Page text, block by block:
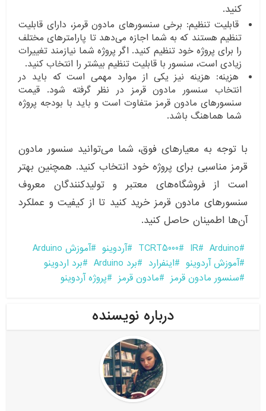
کنید.
قابلیت تنظیم: برخی سنسورهای مادون قرمز، دارای قابلیت
تنظیم هستند که به شما اجازه می‌دهد تا پارامترهای مختلف
را برای پروژه خود تنظیم کنید. اگر پروژه شما نیازمند تغییرات
زیادی است، سنسور با قابلیت تنظیم بیشتر را انتخاب کنید.
هزینه: هزینه نیز یکی از موارد مهمی است که باید در
انتخاب سنسور مادون قرمز در نظر گرفته شود. قیمت
سنسورهای مادون قرمز متفاوت است و باید با بودجه پروژه
شما هماهنگ باشد.
با توجه به معیارهای فوق، شما می‌توانید سنسور مادون
قرمز مناسبی برای پروژه خود انتخاب کنید. همچنین بهتر
است از فروشگاه‌های معتبر و تولیدکنندگان معروف
سنسورهای مادون قرمز خرید کنید تا از کیفیت و عملکرد
آن‌ها اطمینان حاصل کنید.
Arduino
IR
TCRT5000 آردوینو
آموزش Arduino
آموزش آردوینو
اینفرارد برد Arduino
برد اردوینو
سنسور مادون قرمز
مادون قرمز پروژه آردوینو
درباره نویسنده